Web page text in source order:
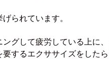
られています。
ングして疲労している上に
要するエクササイズをした